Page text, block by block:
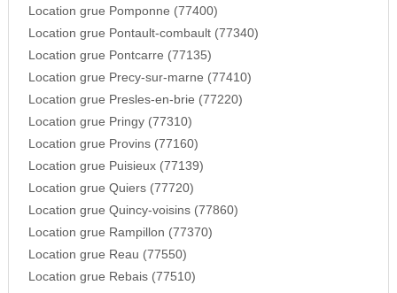
Location grue Pomponne (77400)
Location grue Pontault-combault (77340)
Location grue Pontcarre (77135)
Location grue Precy-sur-marne (77410)
Location grue Presles-en-brie (77220)
Location grue Pringy (77310)
Location grue Provins (77160)
Location grue Puisieux (77139)
Location grue Quiers (77720)
Location grue Quincy-voisins (77860)
Location grue Rampillon (77370)
Location grue Reau (77550)
Location grue Rebais (77510)